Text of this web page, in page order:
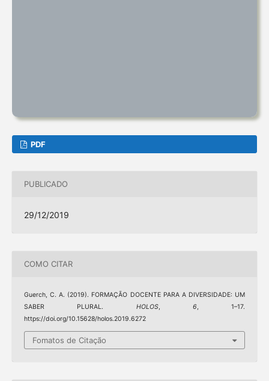
PDF
PUBLICADO
29/12/2019
COMO CITAR
Guerch, C. A. (2019). FORMAÇÃO DOCENTE PARA A DIVERSIDADE: UM
SABER PLURAL. HOLOS, 6, 1–17.
https://doi.org/10.15628/holos.2019.6272
Fomatos de Citação